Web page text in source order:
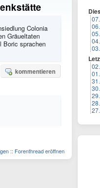
Colonia
Gräueltaten
Boric sprachen
kommentieren
:: Forenthread eröffnen